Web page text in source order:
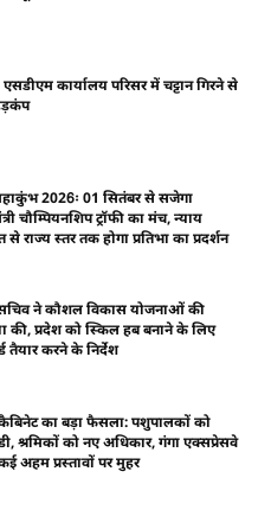
कार्यालय परिसर में चट्टान गिरने से
2026ः 01 सितंबर से सजेगा
चौम्पियनशिप ट्रॉफी का मंच, न्याय
से राज्य स्तर तक होगा प्रतिभा का प्रदर्शन
ने कौशल विकास योजनाओं की
की, प्रदेश को स्किल हब बनाने के लिए
तैयार करने के निर्देश
का बड़ा फैसला: पशुपालकों को
श्रमिकों को नए अधिकार, गंगा एक्सप्रेसवे
अहम प्रस्तावों पर मुहर